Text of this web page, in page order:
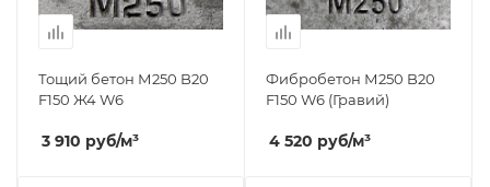
Тощий бетон М250 B20
F150 Ж4 W6
3 910 руб/м³
Фибробетон М250 B20
F150 W6 (Гравий)
4 520 руб/м³